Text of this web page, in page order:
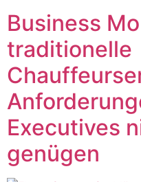
Business
traditionelle
Executives
genügen